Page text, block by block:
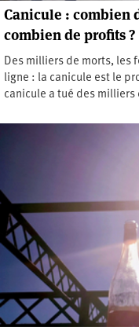
Canicule : combien
combien de profits ?
Des milliers de morts, les
ligne : la canicule est le
canicule a tué des